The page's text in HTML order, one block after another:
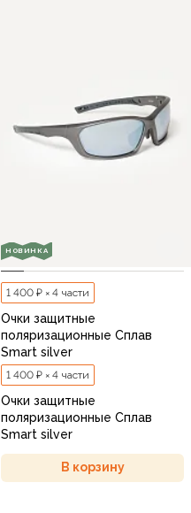
НОВИНКА
1 400 ₽ × 4 части
Очки защитные
поляризационные Сплав
Smart silver
1 400 ₽ × 4 части
Очки защитные
поляризационные Сплав
Smart silver
В корзину